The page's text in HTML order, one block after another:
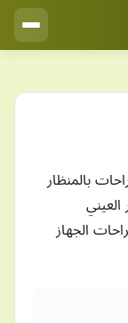
بالمنظار
العيني
جراحات الجهاز